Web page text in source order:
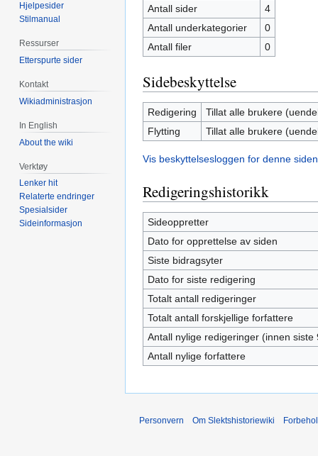
Antall sider
4
Antall underkategorier
0
Antall filer
0
Sidebeskyttelse
Redigering
Tillat alle brukere
Flytting
Tillat alle brukere
Vis beskyttelsesloggen for denne
Redigeringshistorikk
Sideoppretter
Dato for opprettelse av siden
Siste bidragsyter
Dato for siste redigering
Totalt antall redigeringer
Totalt antall forskjellige forfattere
Antall nylige redigeringer (innen siste
Antall nylige forfattere
Hjelpesider
Stilmanual
Ressurser
Etterspurte sider
Kontakt
Wikiadministrasjon
In English
About the wiki
Verktøy
Lenker hit
Relaterte endringer
Spesialsider
Sideinformasjon
Personvern Om Slektshistoriewiki